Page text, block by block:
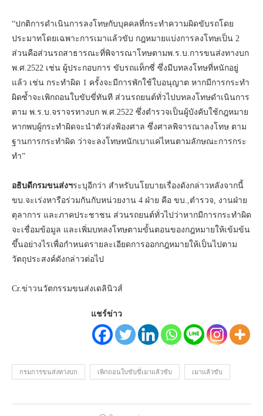
“ปกติการดำเนินการลงโทษกับบุคคลที่กระทำความผิดขับรถโดย
ประมาทโดยเฉพาะการเมาแล้วขับ กฎหมายแบ่งการลงโทษเป็น 2
ส่วนคือส่วนรถสาธารณะที่พิจารณาโทษตามพ.ร.บ.การขนส่งทางบก
พ.ศ.2522 เช่น ผู้ประกอบการ ขับรถแท็กซี่ ซึ่งมีบทลงโทษที่หนักอยู่
แล้ว เช่น กระทำผิด 1 ครั้งจะมีการพักใช้ใบอนุญาต หากมีการกระทำ
ผิดซ้ำจะเพิกถอนใบขับขี่ทันที ส่วนรถยนต์ทั่วไปบทลงโทษดำเนินการ
ตาม พ.ร.บ.จราจรทางบก พ.ศ.2522 ซึ่งตำรวจเป็นผู้บังคับใช้กฎหมาย
หากพบผู้กระทำผิดจะนำตัวส่งฟ้องศาล ซึ่งศาลพิจารณาลงโทษ ตาม
ฐานการกระทำผิด ว่าจะลงโทษหนักเบาแค่ไหนตามลักษณะการกระ
ทำ”
อธิบดีกรมขนส่งฯระบุอีกว่า สำหรับนโยบายเรื่องดังกล่าวหลังจากนี้
ขบ.จะเร่งหารือร่วมกันกับหน่วยงาน 4 ฝ่าย คือ ขบ.,ตำรวจ, งานฝ่าย
ตุลาการ และภาคประชาชน ส่วนรถยนต์ทั่วไปว่าหากมีการกระทำผิด
จะเชื่อมข้อมูล และเพิ่มบทลงโทษตามขั้นตอนของกฎหมายให้เข้มข้น
ขึ้นอย่างไรเพื่อกำหนดรายละเอียดการออกกฎหมายให้เป็นไปตาม
วัตถุประสงค์ดังกล่าวต่อไป
Cr.ข่าวนวัตกรรมขนส่งเดลินิวส์
แชร์ข่าว
กรมการขนส่งทางบก เพิกถอนใบขับขี่เมาแล้วขับ เมาแล้วขับ